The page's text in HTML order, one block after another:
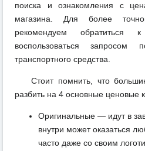
поиска и ознакомления с
магазина. Для более
рекомендуем обратиться
воспользоваться запросом
транспортного средства.
Стоит помнить, что
разбить на 4 основные ценовые
Оригинальные — идут в
внутри может оказаться
часто даже со своим